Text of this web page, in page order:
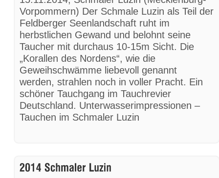
Vorpommern) Der Schmale Luzin als Teil der
Feldberger Seenlandschaft ruht im
herbstlichen Gewand und belohnt seine
Taucher mit durchaus 10-15m Sicht. Die
„Korallen des Nordens“, wie die
Geweihschwämme liebevoll genannt
werden, strahlen noch in voller Pracht. Ein
schöner Tauchgang im ‪Tauchrevier‬
Deutschland. Unterwasserimpressionen –
Tauchen im Schmaler Luzin